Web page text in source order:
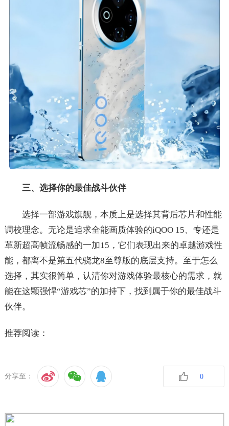
三、选择你的最佳战斗伙伴
选择一部游戏旗舰，本质上是选择其背后芯片和性能
调校理念。无论是追求全能画质体验的iQOO 15、专还是
革新超高帧流畅感的一加15，它们表现出来的卓越游戏性
能，都离不是第五代骁龙8至尊版的底层支持。至于怎么
选择，其实很简单，认清你对游戏体验最核心的需求，就
能在这颗强悍“游戏芯”的加持下，找到属于你的最佳战斗
伙伴。
推荐阅读：
分享至： 0